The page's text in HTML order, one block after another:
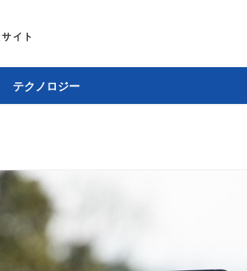
テクノロジー